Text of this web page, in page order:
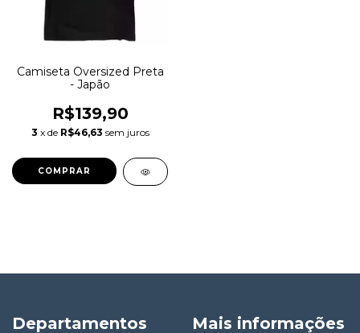
Camiseta Oversized Preta
- Japão
R$139,90
3 x de R$46,63 sem juros
COMPRAR
Departamentos Mais informações